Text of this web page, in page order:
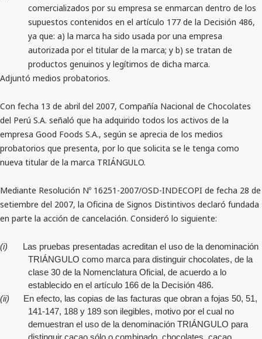
comercializados por su empresa se enmarcan dentro de los
supuestos contenidos en el artículo 177 de la Decisión 486,
ya que: a) la marca ha sido usada por una empresa
autorizada por el titular de la marca; y b) se tratan de
productos genuinos y legítimos de dicha marca.
Adjuntó medios probatorios.
Con fecha 13 de abril del 2007, Compañía Nacional de Chocolates
del Perú S.A. señaló que ha adquirido todos los activos de la
empresa Good Foods S.A., según se aprecia de los medios
probatorios que presenta, por lo que solicita se le tenga como
nueva titular de la marca TRIÁNGULO.
Mediante Resolución Nº 16251-2007/OSD-INDECOPI de fecha 28 de
setiembre del 2007, la Oficina de Signos Distintivos declaró fundada
en parte la acción de cancelación. Consideró lo siguiente:
(i)
Las pruebas presentadas acreditan el uso de la denominación
TRIÁNGULO como marca para distinguir chocolates, de la
clase 30 de la Nomenclatura Oficial, de acuerdo a lo
establecido en el artículo 166 de la Decisión 486.
(ii)
En efecto, las copias de las facturas que obran a fojas 50, 51,
141-147, 188 y 189 son ilegibles, motivo por el cual no
demuestran el uso de la denominación TRIÁNGULO para